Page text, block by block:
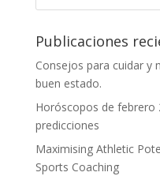
Publicaciones
Consejos para cuidar y
buen estado.
Horóscopos de febrero
predicciones
Maximising Athletic
Sports Coaching